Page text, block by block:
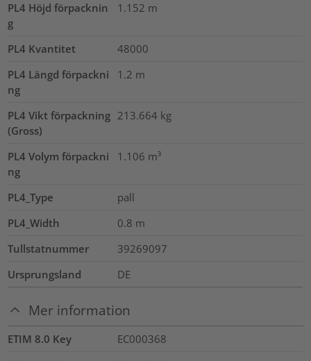
PL4 Höjd förpacknin
g
1.152 m
PL4 Kvantitet
48000
PL4 Längd förpackni
ng
1.2 m
PL4 Vikt förpackning
(Gross)
213.664 kg
PL4 Volym förpackni
ng
1.106 m³
PL4_Type
pall
PL4_Width
0.8 m
Tullstatnummer
39269097
Ursprungsland
DE
Mer information
ETIM 8.0 Key
EC000368